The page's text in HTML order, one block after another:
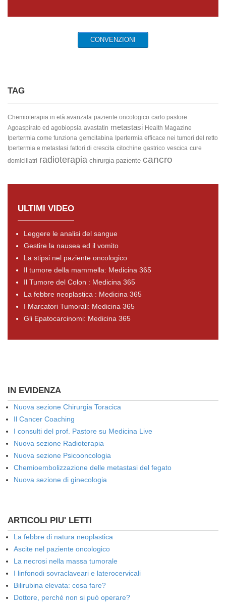
CONVENZIONI
TAG
Chemioterapia in età avanzata paziente oncologico carlo pastore
Agoaspirato ed agobiopsia avastatin metastasi Health Magazine
Ipertermia come funziona gemcitabina Ipertermia efficace nei tumori del retto
Ipertermia e metastasi fattori di crescita citochine gastrico vescica cure
domiciliatri radioterapia chirurgia paziente cancro
ULTIMI VIDEO
Leggere le analisi del sangue
Gestire la nausea ed il vomito
La stipsi nel paziente oncologico
Il tumore della mammella: Medicina 365
Il Tumore del Colon : Medicina 365
La febbre neoplastica : Medicina 365
I Marcatori Tumorali: Medicina 365
Gli Epatocarcinomi: Medicina 365
IN EVIDENZA
Nuova sezione Chirurgia Toracica
Il Cancer Coaching
I consulti del prof. Pastore su Medicina Live
Nuova sezione Radioterapia
Nuova sezione Psicooncologia
Chemioembolizzazione delle metastasi del fegato
Nuova sezione di ginecologia
ARTICOLI PIU' LETTI
La febbre di natura neoplastica
Ascite nel paziente oncologico
La necrosi nella massa tumorale
I linfonodi sovraclaveari e laterocervicali
Bilirubina elevata: cosa fare?
Dottore, perché non si può operare?